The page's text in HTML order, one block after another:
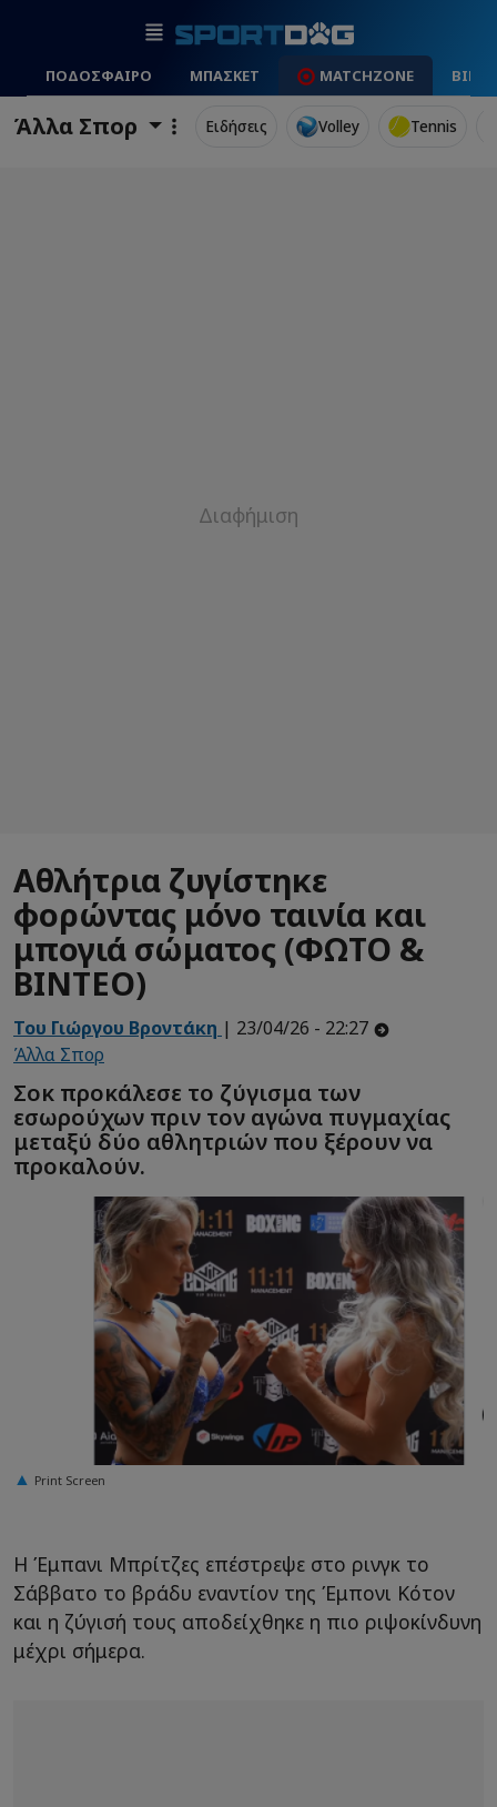
ΠΟΔΟΣΦΑΙΡΟ ΜΠΑΣΚΕΤ MATCHZONE
Άλλα Σπορ Ειδήσεις Volley Tennis
Αθλήτρια ζυγίστηκε
φορώντας μόνο ταινία και
μπογιά σώματος (ΦΩΤΟ &
ΒΙΝΤΕΟ)
Του Γιώργου Βροντάκη | 23/04/26 - 22:27
Άλλα Σπορ
Σοκ προκάλεσε το ζύγισμα των
εσωρούχων πριν τον αγώνα πυγμαχίας
μεταξύ δύο αθλητριών που ξέρουν να
προκαλούν.
Print Screen
Η Έμπανι Μπρίτζες επέστρεψε στο ρινγκ το
Σάββατο το βράδυ εναντίον της Έμπονι Κότον
και η ζύγισή τους αποδείχθηκε η πιο ριψοκίνδυνη
μέχρι σήμερα.